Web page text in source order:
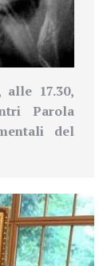
alle 17.30,
Parola
del